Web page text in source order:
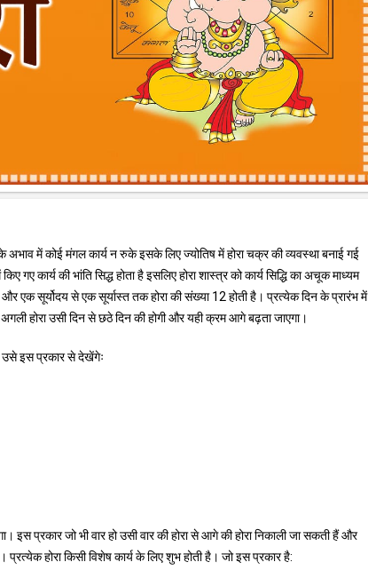
अभाव में कोई मंगल कार्य न रुके इसके लिए ज्योतिष में होरा चक्र की व्यवस्था बनाई गई
गए कार्य की भांति सिद्ध होता है इसलिए होरा शास्त्र को कार्य सिद्धि का अचूक माध्यम
और एक सूर्योदय से एक सूर्यास्त तक होरा की संख्या 12 होती है। प्रत्येक दिन के प्रारंभ में
होरा उसी दिन से छठे दिन की होगी और यही क्रम आगे बढ़ता जाएगा।
उसे इस प्रकार से देखेंगेः
इस प्रकार जो भी वार हो उसी वार की होरा से आगे की होरा निकाली जा सकती हैं और
होरा किसी विशेष कार्य के लिए शुभ होती है। जो इस प्रकार है: